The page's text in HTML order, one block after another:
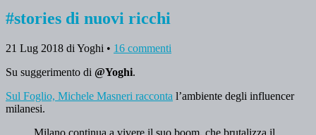
#stories di nuovi ricchi
21 Lug 2018 di Yoghi • 16 commenti
Su suggerimento di @Yoghi.
Sul Foglio, Michele Masneri racconta l’ambiente degli influencer
milanesi.
Milano continua a vivere il suo boom, che brutalizza il